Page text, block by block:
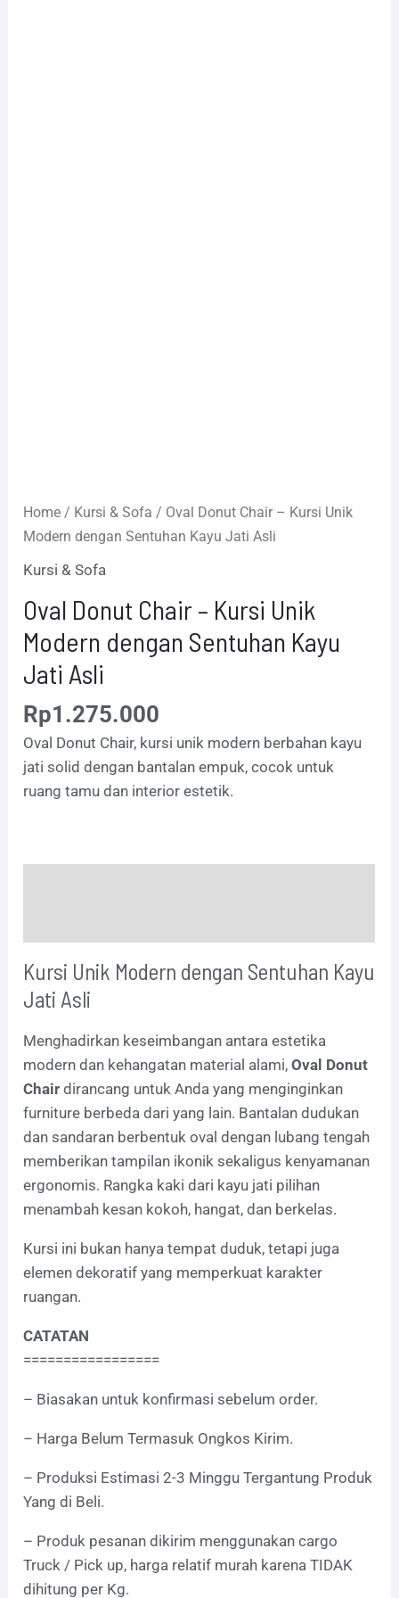
Home / Kursi & Sofa / Oval Donut Chair – Kursi Unik
Modern dengan Sentuhan Kayu Jati Asli
Kursi & Sofa
Oval Donut Chair – Kursi Unik
Modern dengan Sentuhan Kayu
Jati Asli
Rp1.275.000
Oval Donut Chair, kursi unik modern berbahan kayu
jati solid dengan bantalan empuk, cocok untuk
ruang tamu dan interior estetik.
Kursi Unik Modern dengan Sentuhan Kayu
Jati Asli
Menghadirkan keseimbangan antara estetika
modern dan kehangatan material alami,Oval Donut
Chair dirancang untuk Anda yang menginginkan
furniture berbeda dari yang lain. Bantalan dudukan
dan sandaran berbentuk oval dengan lubang tengah
memberikan tampilan ikonik sekaligus kenyamanan
ergonomis. Rangka kaki dari kayu jati pilihan
menambah kesan kokoh, hangat, dan berkelas.
Kursi ini bukan hanya tempat duduk, tetapi juga
elemen dekoratif yang memperkuat karakter
ruangan.
CATATAN
=================
– Biasakan untuk konfirmasi sebelum order.
– Harga Belum Termasuk Ongkos Kirim.
– Produksi Estimasi 2-3 Minggu Tergantung Produk
Yang di Beli.
– Produk pesanan dikirim menggunakan cargo
Truck / Pick up, harga relatif murah karena TIDAK
dihitung per Kg.